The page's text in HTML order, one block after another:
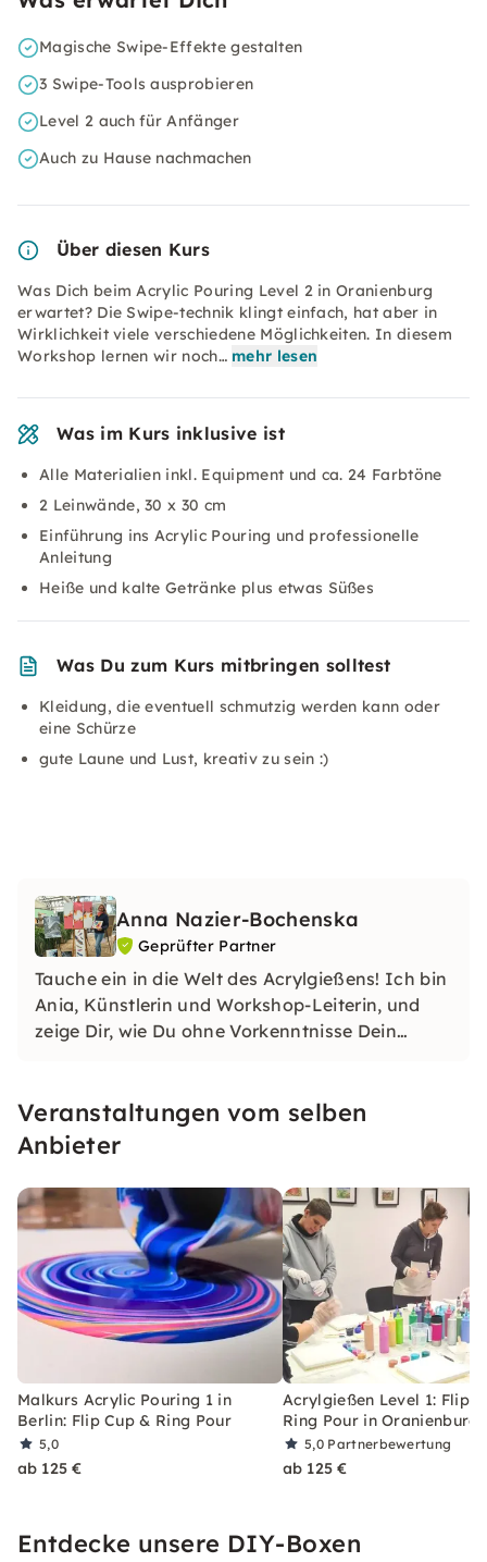
Magische Swipe-Effekte gestalten
3 Swipe-Tools ausprobieren
Level 2 auch für Anfänger
Auch zu Hause nachmachen
Über diesen Kurs
Was Dich beim Acrylic Pouring Level 2 in Oranienburg
erwartet? Die Swipe-technik klingt einfach, hat aber in
Wirklichkeit viele verschiedene Möglichkeiten. In diesem
Workshop lernen wir noch… mehr lesen
Was im Kurs inklusive ist
Alle Materialien inkl. Equipment und ca. 24 Farbtöne
2 Leinwände, 30 x 30 cm
Einführung ins Acrylic Pouring und professionelle
Anleitung
Heiße und kalte Getränke plus etwas Süßes
Was Du zum Kurs mitbringen solltest
Kleidung, die eventuell schmutzig werden kann oder
eine Schürze
gute Laune und Lust, kreativ zu sein :)
Anna Nazier-Bochenska
Geprüfter Partner
Tauche ein in die Welt des Acrylgießens! Ich bin
Ania, Künstlerin und Workshop-Leiterin, und
zeige Dir, wie Du ohne Vorkenntnisse Dein
Teamevents und Feiern. Lass Dich inspirieren
und entdecke alle Levels!
Veranstaltungen vom selben
Anbieter
Malkurs Acrylic Pouring 1 in
Berlin: Flip Cup & Ring Pour
5,0
ab 125 €
Acrylgießen Level 1: Flip
Ring Pour in Oranienburg
5,0 Partnerbewertung
ab 125 €
Entdecke unsere DIY-Boxen